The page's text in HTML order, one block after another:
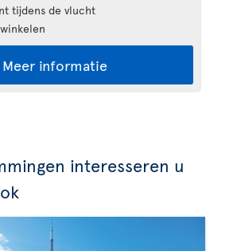
tijdens de vlucht
Meer informatie
interesseren u